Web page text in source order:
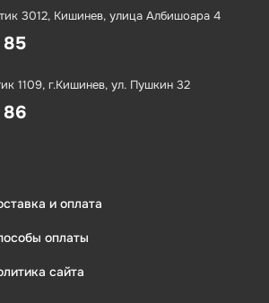
3012, Кишинев, улица Албишоара 4
85
1109, г.Кишинев, ул. Пушкин 32
86
и оплата
оплаты
сайта